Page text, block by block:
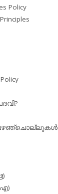
Policy